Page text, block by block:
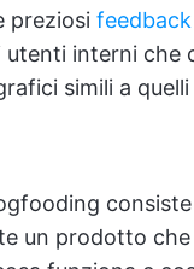
preziosi
utenti interni che
simili a
un prodotto